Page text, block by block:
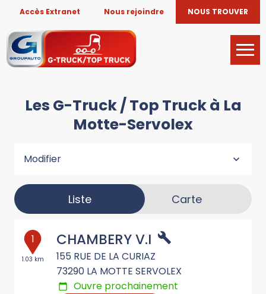
Accès Extranet Nous rejoindre NOUS TROUVER
Les G-Truck / Top Truck à La
Motte-Servolex
Modifier
Liste Carte
1
1.03 km
CHAMBERY V.I
155 RUE DE LA CURIAZ
73290 LA MOTTE SERVOLEX
Ouvre prochainement